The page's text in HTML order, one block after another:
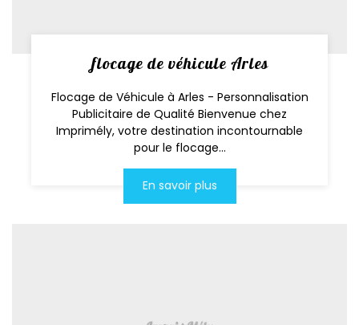
flocage de véhicule Arles
Flocage de Véhicule à Arles - Personnalisation
Publicitaire de Qualité Bienvenue chez
Imprimély, votre destination incontournable
pour le flocage...
En savoir plus